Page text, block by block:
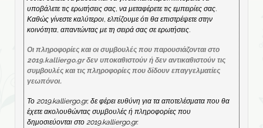
υποβάλετε τις ερωτήσεις σας, να μεταφέρετε τις εμπειρίες σας.
Καθώς γίνεστε καλύτεροι, ελπίζουμε ότι θα επιστρέψετε στην
κοινότητα, απαντώντας με τη σειρά σας σε ερωτήσεις.
Οι πληροφορίες και οι συμβουλές που παρουσιάζονται στο
2019.kalliergo.gr δεν υποκαθιστούν ή δεν αντικαθιστούν τις
συμβουλές και τις πληροφορίες που δίδουν επαγγελματίες
γεωπόνοι.
Το 2019.kalliergo.gr, δε φέρει ευθύνη για τα αποτελέσματα που θα
έχετε ακολουθώντας συμβουλές ή πληροφορίες που
δημοσιεύονται στο 2019.kalliergo.gr.